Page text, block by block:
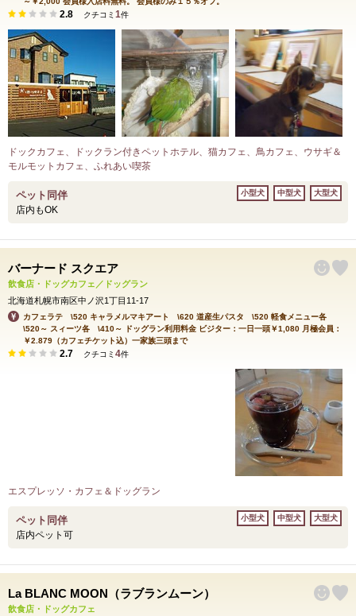
2.8 クチコミ 1件
ドックカフェ、ドックラン付きペットホテル、猫カフェ、鳥カフェ、ウサギ＆
モルモットカフェ、ふれあい喫茶
ペット同伴
店内もOK
小型犬 中型犬 大型犬
バーナード スクエア
飲食店・ドッグカフェ／ドッグラン
北海道札幌市南区中ノ沢1丁目11-17
カフェラテ \520 キャラメルマキアート \620 道産生パスタ \520 軽食メニュー各
\520～ スィーツ各 \410～ ドッグラン利用料金 ビジター：一日一頭￥1,080 月極会員：
￥2.879（カフェチケット込）一家族三頭まで
2.7 クチコミ 4件
エスプレッソ・カフェ＆ドッグラン
ペット同伴
店内ペット可
小型犬 中型犬 大型犬
La BLANC MOON（ラブランムーン）
飲食店・ドッグカフェ